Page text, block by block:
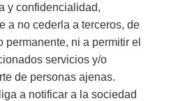
y confidencialidad,
a no cederla a terceros, de
permanente, ni a permitir el
servicios y/o
de personas ajenas.
a notificar a la sociedad